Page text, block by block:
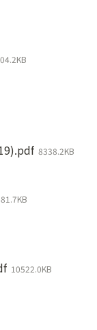
8338.2KB
10522.0KB